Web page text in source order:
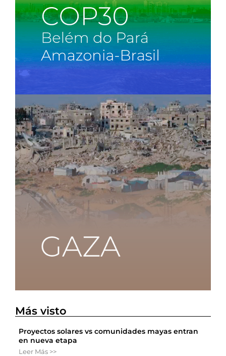
Más visto
Proyectos solares vs comunidades mayas entran
en nueva etapa
Leer Más >>